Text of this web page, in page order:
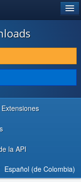
Extensiones
la API
Español (de Colombia)